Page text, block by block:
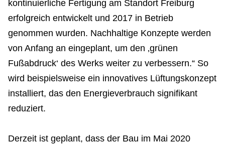
kontinuierliche Fertigung am Standort Freiburg
erfolgreich entwickelt und 2017 in Betrieb
genommen wurden. Nachhaltige Konzepte werden
von Anfang an eingeplant, um den ‚grünen
Fußabdruck‘ des Werks weiter zu verbessern.“ So
wird beispielsweise ein innovatives Lüftungskonzept
installiert, das den Energieverbrauch signifikant
reduziert.
Derzeit ist geplant, dass der Bau im Mai 2020